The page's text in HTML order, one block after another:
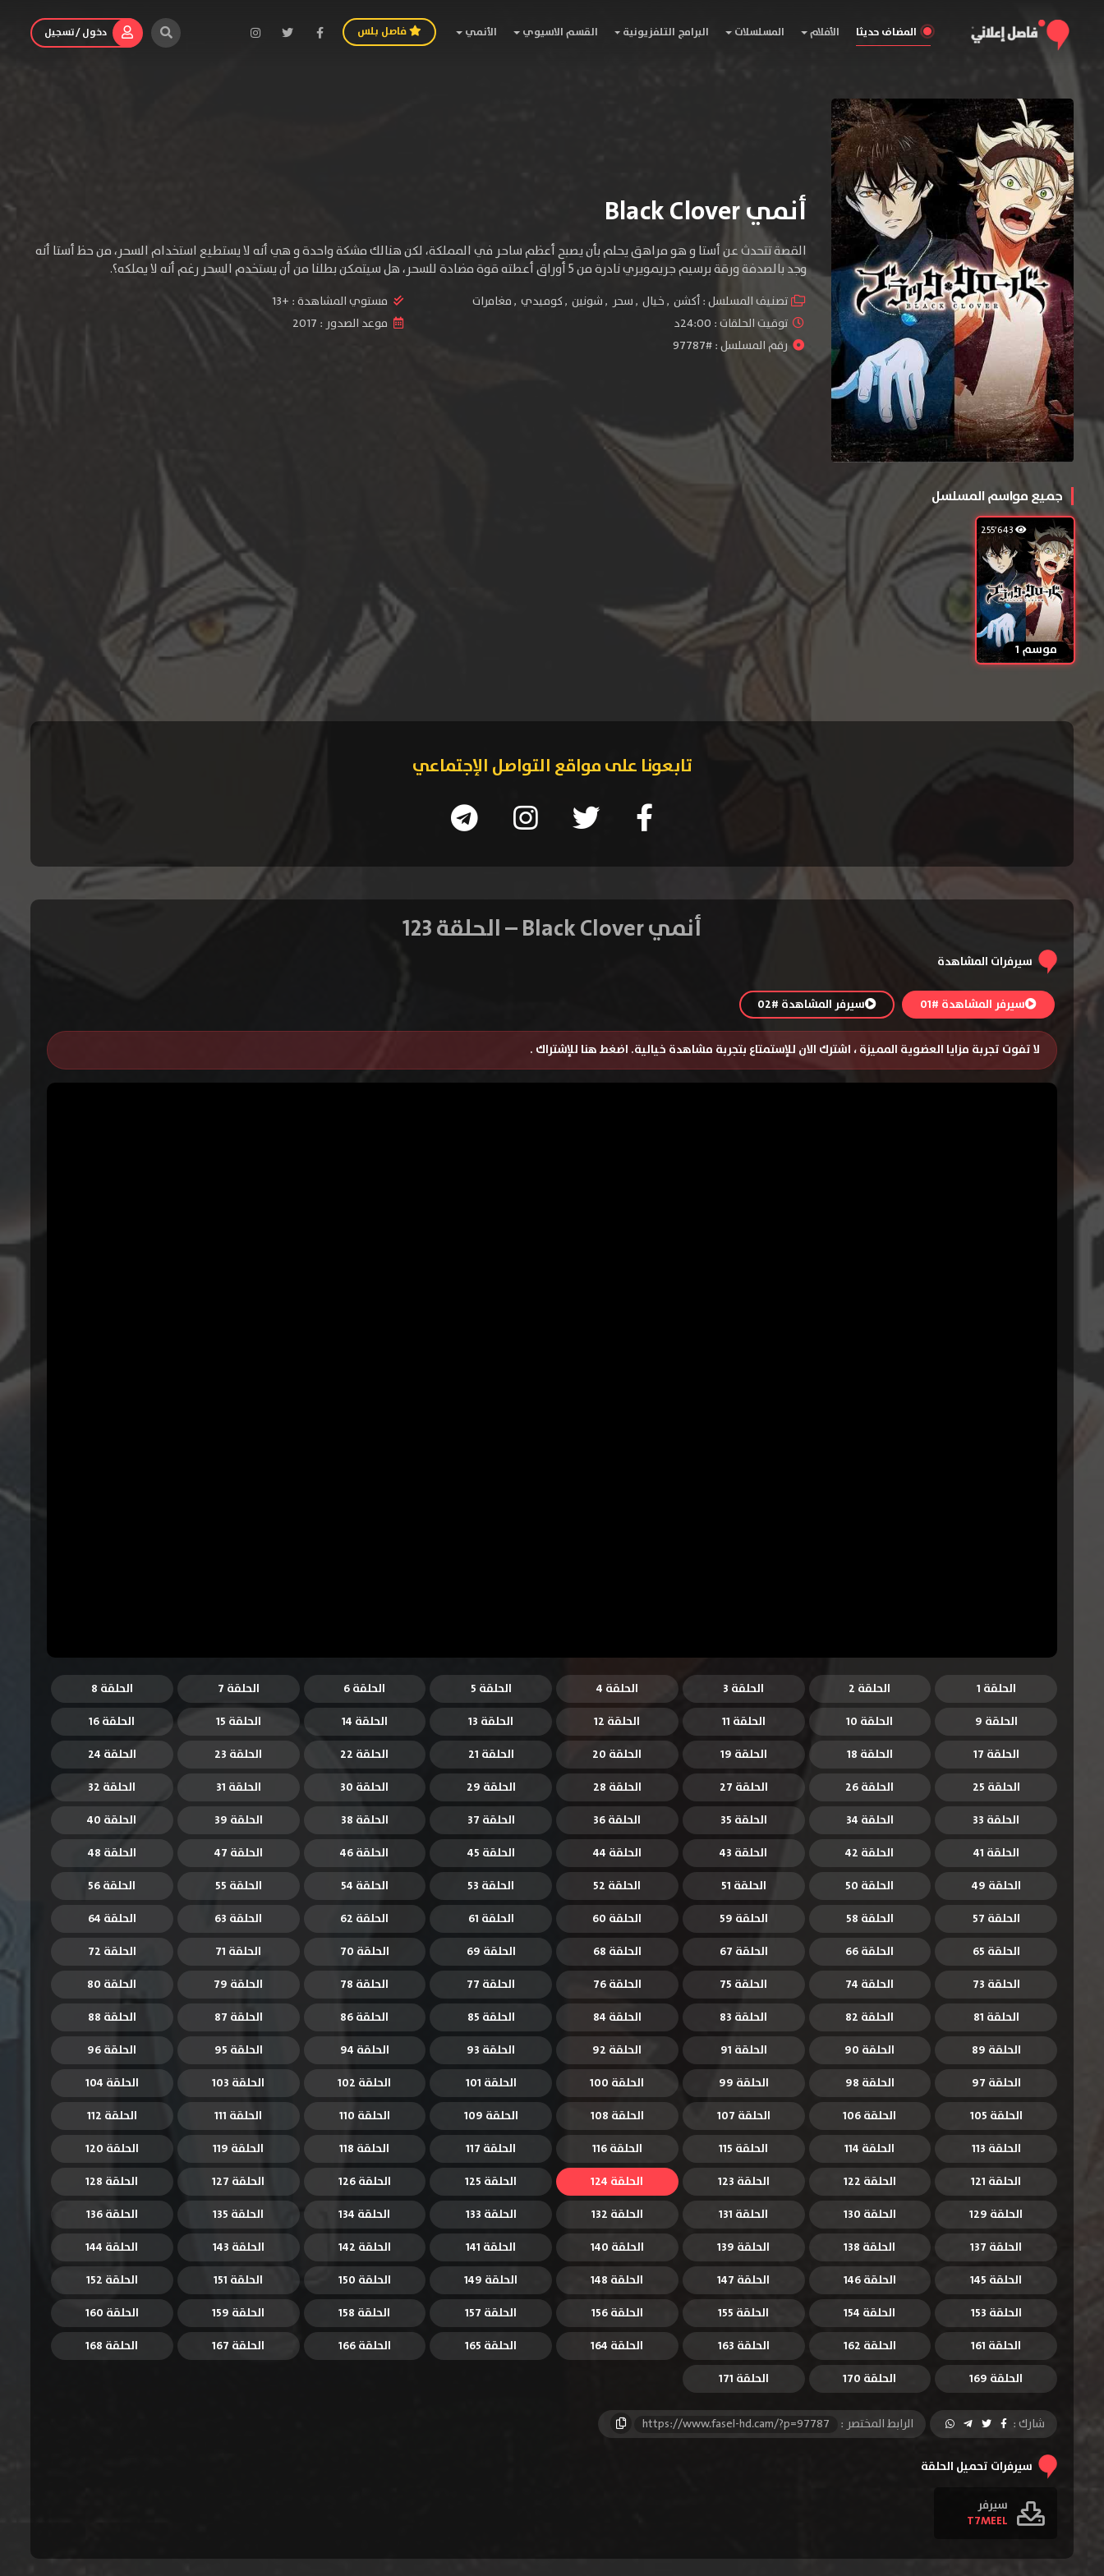
المضاف حديثا الأفلام المسلسلات البرامج التلفزيونية القسم الاسيوي الأنمي فاصل بلس دخول / تسجيل
أنمي Black Clover
القصة تتحدث عن أستا و هو مراهق يحلم بأن يصبح أعظم ساحر في المملكة، لكن هنالك مشكة واحدة و هي أنه لا يستطيع استخدام السحر، من حظ أستا أنه
وجد بالصدفة ورقة برسيم جريمويري نادرة من 5 أوراق أعطته قوة مضادة للسحر، هل سيتمكن بطلنا من أن يستخدم السحر رغم أنه لا يملكه؟.
تصنيف المسلسل :أكشن ,خيال ,سحر ,شونين ,كوميدي ,مغامرات مستوي المشاهدة : +13
توقيت الحلقات : 24:00د
موعد الصدور : 2017
رقم المسلسل : #97787
جميع مواسم المسلسل
موسم 1
تابعونا على مواقع التواصل الإجتماعي
أنمي Black Clover – الحلقة 123
سيرفرات المشاهدة
سيرفر المشاهدة #01 سيرفر المشاهدة #02
لا تفوت تجربة مزايا العضوية المميزة ، اشترك الان للإستمتاع بتجربة مشاهدة خيالية. اضغط هنا للإشتراك .
الحلقة 1 الحلقة 2 الحلقة 3 الحلقة 4 الحلقة 5 الحلقة 6 الحلقة 7
الحلقة 8
الحلقة 9
الحلقة 10 الحلقة 11 الحلقة 12 الحلقة 13 الحلقة 14 الحلقة 15
الحلقة 16
الحلقة 17
الحلقة 18 الحلقة 19 الحلقة 20 الحلقة 21 الحلقة 22 الحلقة 23
الحلقة 24
الحلقة 25
الحلقة 26 الحلقة 27 الحلقة 28 الحلقة 29 الحلقة 30 الحلقة 31
الحلقة 32
الحلقة 33
الحلقة 34 الحلقة 35 الحلقة 36 الحلقة 37 الحلقة 38 الحلقة 39
الحلقة 40
الحلقة 41
الحلقة 42 الحلقة 43 الحلقة 44 الحلقة 45 الحلقة 46 الحلقة 47
الحلقة 48
الحلقة 49
الحلقة 50 الحلقة 51 الحلقة 52 الحلقة 53 الحلقة 54 الحلقة 55
الحلقة 56
الحلقة 57
الحلقة 58 الحلقة 59 الحلقة 60 الحلقة 61 الحلقة 62 الحلقة 63
الحلقة 64
الحلقة 65
الحلقة 66 الحلقة 67 الحلقة 68 الحلقة 69 الحلقة 70 الحلقة 71
الحلقة 72
الحلقة 73
الحلقة 74 الحلقة 75 الحلقة 76 الحلقة 77 الحلقة 78 الحلقة 79
الحلقة 80
الحلقة 81
الحلقة 82 الحلقة 83 الحلقة 84 الحلقة 85 الحلقة 86 الحلقة 87
الحلقة 88
الحلقة 89
الحلقة 90 الحلقة 91 الحلقة 92 الحلقة 93 الحلقة 94 الحلقة 95
الحلقة 96
الحلقة 97
الحلقة 98 الحلقة 99 الحلقة 100 الحلقة 101 الحلقة 102 الحلقة 103
الحلقة 104
الحلقة 105
الحلقة 106 الحلقة 107 الحلقة 108 الحلقة 109 الحلقة 110 الحلقة 111
الحلقة 112
الحلقة 113
الحلقة 114 الحلقة 115 الحلقة 116 الحلقة 117 الحلقة 118 الحلقة 119
الحلقة 120
الحلقة 121
الحلقة 122 الحلقة 123 الحلقة 124 الحلقة 125 الحلقة 126 الحلقة 127
الحلقة 128
الحلقة 129
الحلقة 130 الحلقة 131 الحلقة 132 الحلقة 133 الحلقة 134 الحلقة 135
الحلقة 136
الحلقة 137
الحلقة 138 الحلقة 139 الحلقة 140 الحلقة 141 الحلقة 142 الحلقة 143
الحلقة 144
الحلقة 145
الحلقة 146 الحلقة 147 الحلقة 148 الحلقة 149 الحلقة 150 الحلقة 151
الحلقة 152
الحلقة 153
الحلقة 154 الحلقة 155 الحلقة 156 الحلقة 157 الحلقة 158 الحلقة 159
الحلقة 160
الحلقة 161
الحلقة 162 الحلقة 163 الحلقة 164 الحلقة 165 الحلقة 166 الحلقة 167
الحلقة 168
الحلقة 169
الحلقة 170 الحلقة 171
شارك : الرابط المختصر : https://www.fasel-hd.cam/?p=97787
سيرفرات تحميل الحلقة
سيرفر
T7MEEL